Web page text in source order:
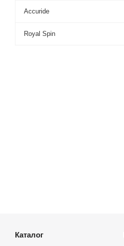
Accuride
Royal Spin
Каталог